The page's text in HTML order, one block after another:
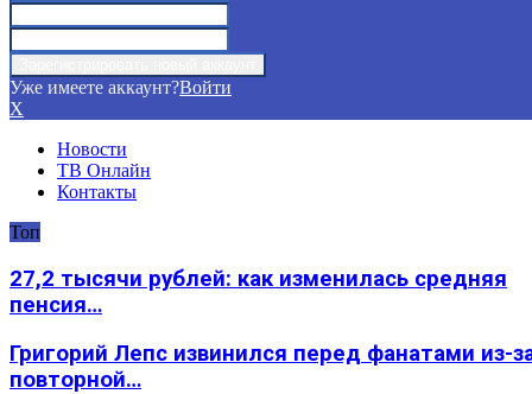
Уже имеете аккаунт?Войти
X
Новости
ТВ Онлайн
Контакты
Топ
27,2 тысячи рублей: как изменилась средняя
пенсия…
Григорий Лепс извинился перед фанатами из-
повторной…